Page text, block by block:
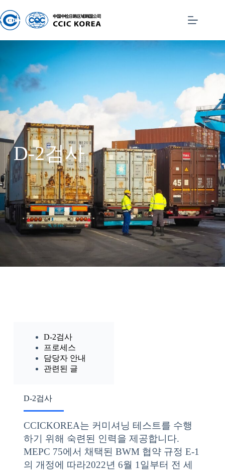
D-2검사
D-2검사
프로세스
담당자 안내
관련된 글
D-2검사
CCICKOREA는 커미셔닝 테스트를 수행
하기 위해 숙련된 인력을 제공합니다.
MEPC 75에서 채택된 BWM 협약 규정 E-1
의 개정에 따라2022년 6월 1일부터 전 세